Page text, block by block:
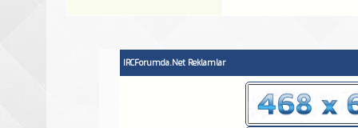
IRCForumda.Net Reklamlar